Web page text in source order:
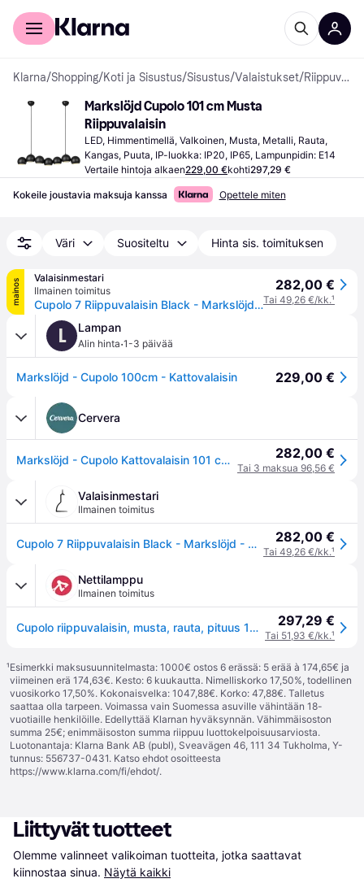
Kuluttajille
Klarna/Shopping/Koti ja Sisustus/Sisustus/Valaistukset/ Riippuvalaisimet
Markslöjd Cupolo 101 cm Musta
Riippuvalaisin
LED, Himmentimellä, Valkoinen, Musta, Metalli, Rauta,
Kangas, Puuta, IP-luokka: IP20, IP65, Lampunpidin: E14
Vertaile hintoja alkaen229,00 €kohti297,29 €
Kokeile joustavia maksuja kanssa Opettele miten
Väri Suositeltu Hinta sis. toimituksen
mainos
Valaisinmestari
Ilmainen toimitus
Cupolo 7 Riippuvalaisin Black - Markslöjd - Olohuone - Moderni - Metalli - Monilamppuinen
282,00 €
Tai 49,26 €/kk.¹
L Lampan
Alin hinta·1-3 päivää
Markslöjd - Cupolo 100cm - Kattovalaisin 229,00 €
Cervera
Markslöjd - Cupolo Kattovalaisin 101 cm Musta 282,00 €
Tai 3 maksua 96,56 €
Valaisinmestari
Ilmainen toimitus
Cupolo 7 Riippuvalaisin Black - Markslöjd - Olohuone - Moderni - Metalli - Monilamppuinen 282,00 €
Tai 49,26 €/kk.¹
Nettilamppu
Ilmainen toimitus
Cupolo riippuvalaisin, musta, rauta, pituus 101 cm, 7 valoa 297,29 €
Tai 51,93 €/kk.¹
¹Esimerkki maksusuunnitelmasta: 1000€ ostos 6 erässä: 5 erää à 174,65€ ja
viimeinen erä 174,63€. Kesto: 6 kuukautta. Nimelliskorko 17,50%, todellinen
vuosikorko 17,50%. Kokonaisvelka: 1047,88€. Korko: 47,88€. Talletus
saattaa olla tarpeen. Voimassa vain Suomessa asuville vähintään 18-
vuotiaille henkilöille. Edellyttää Klarnan hyväksynnän. Vähimmäisoston
summa 25€; enimmäisoston summa riippuu luottokelpoisuusarviosta.
Luotonantaja: Klarna Bank AB (publ), Sveavägen 46, 111 34 Tukholma, Y-
tunnus: 556737-0431. Katso ehdot osoitteesta
https://www.klarna.com/fi/ehdot/.
Liittyvät tuotteet
Olemme valinneet valikoiman tuotteita, jotka saattavat
kiinnostaa sinua. Näytä kaikki